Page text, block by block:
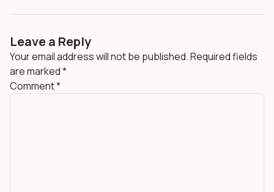
Leave a Reply
Your email address will not be published.Required fields
are marked*
Comment*